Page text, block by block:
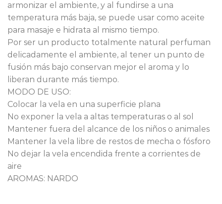
armonizar el ambiente, y al fundirse a una
temperatura más baja, se puede usar como aceite
para masaje e hidrata al mismo tiempo.
Por ser un producto totalmente natural perfuman
delicadamente el ambiente, al tener un punto de
fusión más bajo conservan mejor el aroma y lo
liberan durante más tiempo.
MODO DE USO:
Colocar la vela en una superficie plana
No exponer la vela a altas temperaturas o al sol
Mantener fuera del alcance de los niños o animales
Mantener la vela libre de restos de mecha o fósforo
No dejar la vela encendida frente a corrientes de
aire
AROMAS: NARDO